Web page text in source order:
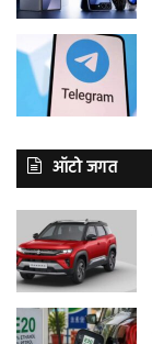
ऑटो जगत